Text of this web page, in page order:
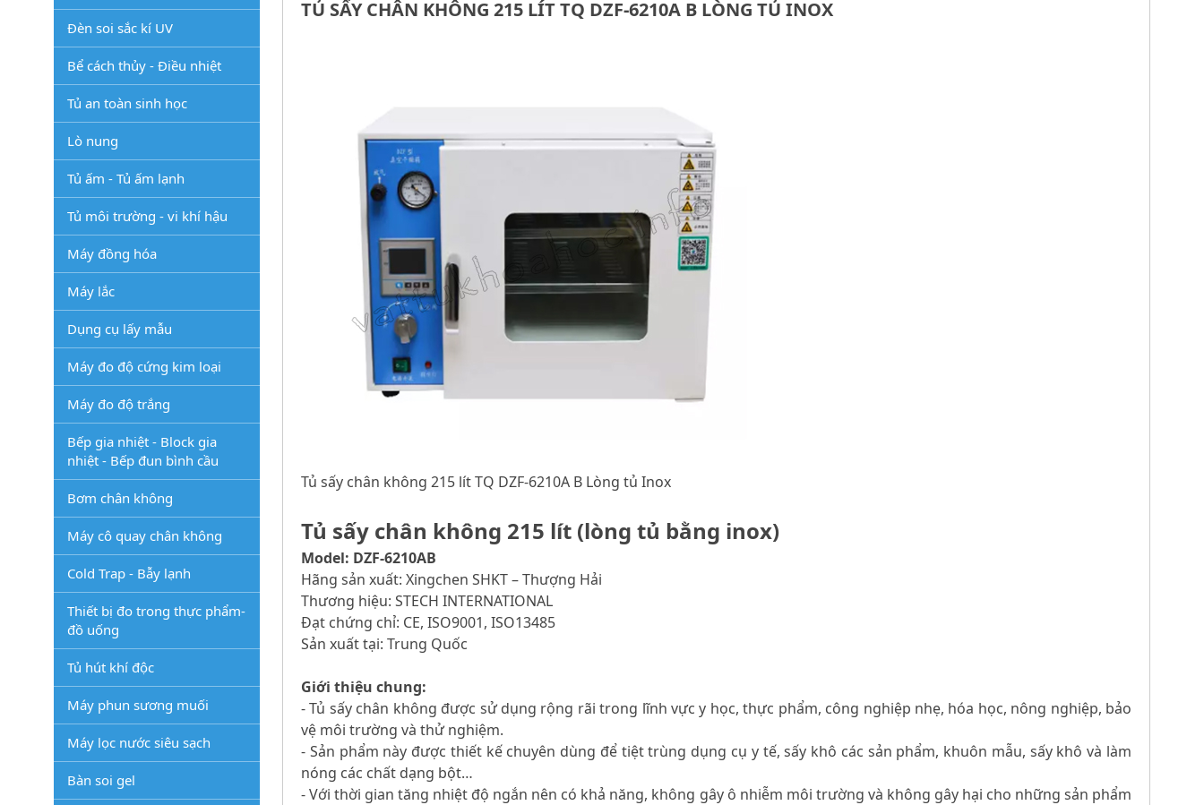
TỦ SẤY CHÂN KHÔNG 215 LÍT TQ DZF-6210A B LÒNG TỦ INOX
Tủ sấy chân không 215 lít TQ DZF-6210A B Lòng tủ Inox
Tủ sấy chân không 215 lít (lòng tủ bằng inox)
Model: DZF-6210AB
Hãng sản xuất: Xingchen SHKT – Thượng Hải
Thương hiệu: STECH INTERNATIONAL
Đạt chứng chỉ: CE, ISO9001, ISO13485
Sản xuất tại: Trung Quốc
Giới thiệu chung:
- Tủ sấy chân không được sử dụng rộng rãi trong lĩnh vực y học, thực phẩm, công nghiệp nhẹ, hóa học, nông nghiệp, bảo
vệ môi trường và thử nghiệm.
- Sản phẩm này được thiết kế chuyên dùng để tiệt trùng dụng cụ y tế, sấy khô các sản phẩm, khuôn mẫu, sấy khô và làm
nóng các chất dạng bột…
- Với thời gian tăng nhiệt độ ngắn nên có khả năng, không gây ô nhiễm môi trường và không gây hại cho những sản phẩm
Đèn soi sắc kí UV
Bể cách thủy - Điều nhiệt
Tủ an toàn sinh học
Lò nung
Tủ ấm - Tủ ấm lạnh
Tủ môi trường - vi khí hậu
Máy đồng hóa
Máy lắc
Dụng cụ lấy mẫu
Máy đo độ cứng kim loại
Máy đo độ trắng
Bếp gia nhiệt - Block gia
nhiệt - Bếp đun bình cầu
Bơm chân không
Máy cô quay chân không
Cold Trap - Bẫy lạnh
Thiết bị đo trong thực phẩm-
đồ uống
Tủ hút khí độc
Máy phun sương muối
Máy lọc nước siêu sạch
Bàn soi gel